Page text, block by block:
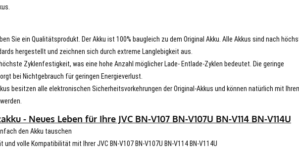
Sie ein Qualitätsprodukt. Der Akku ist 100% baugleich zu dem Original Akku. Alle Akkus sind nach
hergestellt und zeichnen sich durch extreme Langlebigkeit aus.
Zyklenfestigkeit, was eine hohe Anzahl möglicher Lade- Entlade-Zyklen bedeutet. Die geringe
bei Nichtgebrauch für geringen Energieverlust.
besitzen alle elektronischen Sicherheitsvorkehrungen der Original-Akkus und können natürlich mit
- Neues Leben für Ihre JVC BN-V107 BN-V107U BN-V114 BN-V114U
den Akku tauschen
volle Kompatibilität mit Ihrer JVC BN-V107 BN-V107U BN-V114 BN-V114U